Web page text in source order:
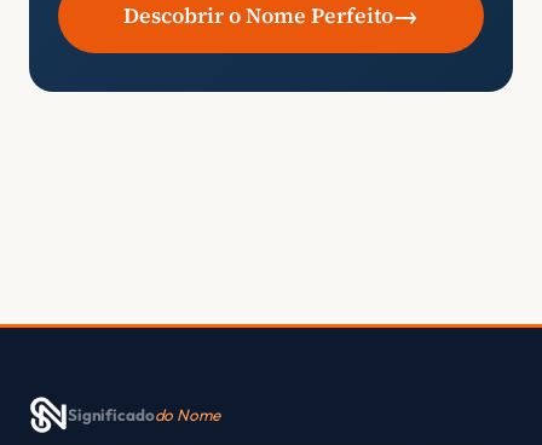
Descobrir o Nome Perfeito→
Significadodo Nome